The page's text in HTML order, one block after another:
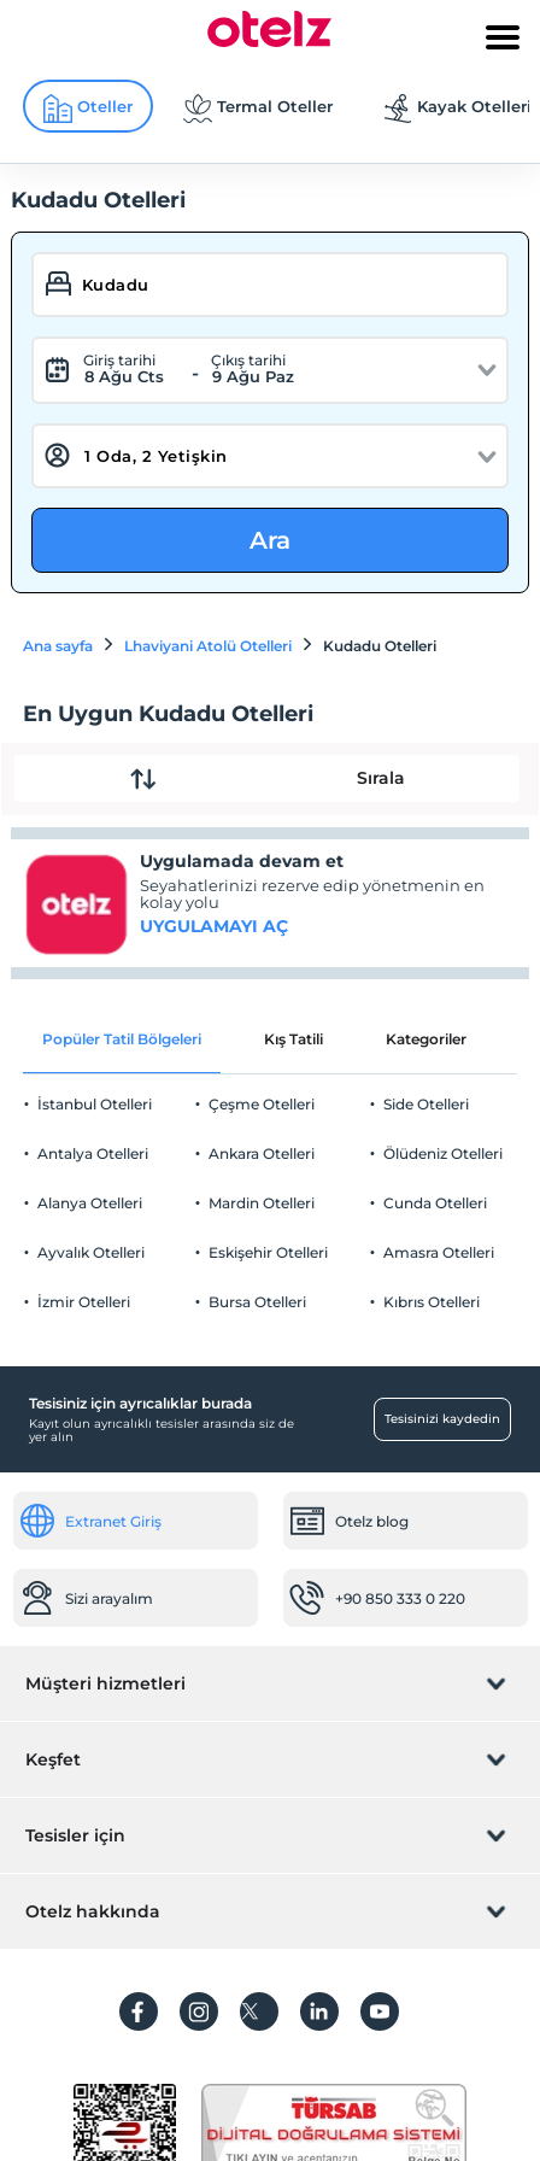
Oteller Termal Oteller Kayak Otelleri
Kudadu Otelleri
Giriş tarihi
8 Ağu Cts -
Çıkış tarihi
9 Ağu Paz
Ara
Ana sayfa Lhaviyani Atolü Otelleri Kudadu Otelleri
En Uygun Kudadu Otelleri
Sırala
Uygulamada devam et
Seyahatlerinizi rezerve edip yönetmenin en
kolay yolu
UYGULAMAYI AÇ
Popüler Tatil Bölgeleri Kış Tatili Kategoriler
İstanbul Otelleri
Antalya Otelleri
Alanya Otelleri
Ayvalık Otelleri
İzmir Otelleri
Çeşme Otelleri
Ankara Otelleri
Mardin Otelleri
Eskişehir Otelleri
Bursa Otelleri
Side Otelleri
Ölüdeniz Otelleri
Cunda Otelleri
Amasra Otelleri
Kıbrıs Otelleri
Tesisiniz için ayrıcalıklar burada
Kayıt olun ayrıcalıklı tesisler arasında siz de
yer alın
Tesisinizi kaydedin
Extranet Giriş Otelz blog
Sizi arayalım +90 850 333 0 220
Müşteri hizmetleri
Rezervasyon yönet
Sıkça sorulan sorular
İşlem rehberi
Keşfet
Hediye Kart
Hesap oluştur
Tesisler için
Hemen tesisinizi ekleyin
Otelz hakkında
Koşullar ve şartlar